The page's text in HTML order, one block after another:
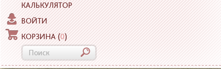
КАЛЬКУЛЯТОР
ВОЙТИ
КОРЗИНА (0)